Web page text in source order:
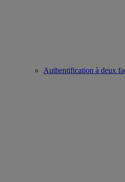
Authentification à deux